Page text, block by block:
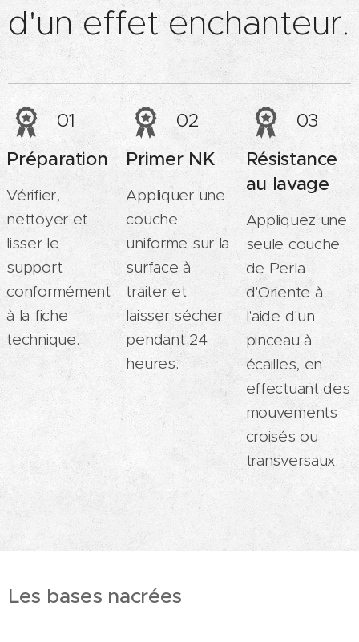
d'un effet enchanteur.
01
Préparation
Vérifier,
nettoyer et
lisser le
support
conformément
à la fiche
technique.
02
Primer NK
Appliquer une
couche
uniforme sur la
surface à
traiter et
laisser sécher
pendant 24
heures.
03
Résistance
au lavage
Appliquez une
seule couche
de Perla
d'Oriente à
l'aide d'un
pinceau à
écailles, en
effectuant des
mouvements
croisés ou
transversaux.
Les bases nacrées